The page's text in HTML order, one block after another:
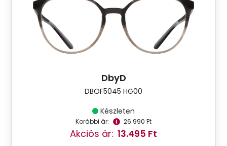
DbyD
DBOF5045 HG00
Készleten
Korábbi ár: 26.990 Ft
Akciós ár: 13.495 Ft